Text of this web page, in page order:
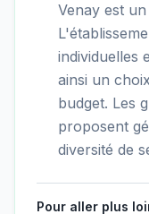
Venay est
individuelles
ainsi un
budget. Les
proposent
diversité de
Pour aller plus